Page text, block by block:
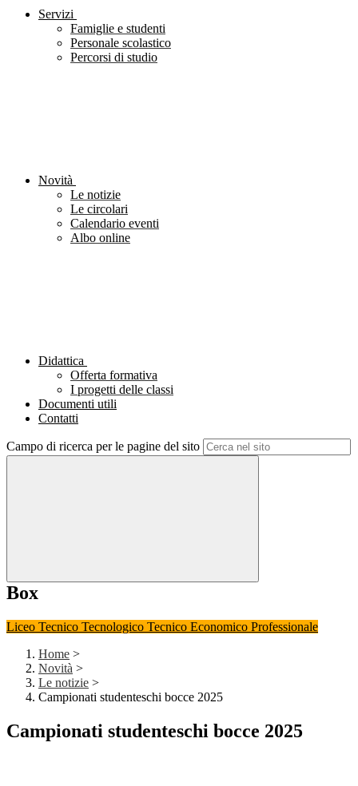
Servizi
Famiglie e studenti
Personale scolastico
Percorsi di studio
Novità
Le notizie
Le circolari
Calendario eventi
Albo online
Didattica
Offerta formativa
I progetti delle classi
Documenti utili
Contatti
Campo di ricerca per le pagine del sito
Box
Liceo Tecnico Tecnologico Tecnico Economico Professionale
Home >
Novità >
Le notizie >
Campionati studenteschi bocce 2025
Campionati studenteschi bocce 2025